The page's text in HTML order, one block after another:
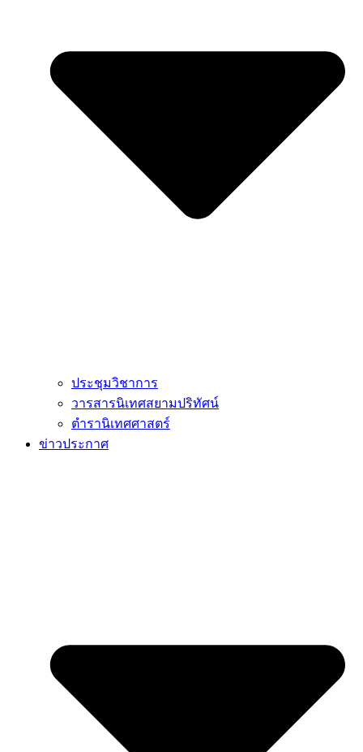
ประชุมวิชาการ
วารสารนิเทศสยามปริทัศน์
ตำรานิเทศศาสตร์
ข่าวประกาศ